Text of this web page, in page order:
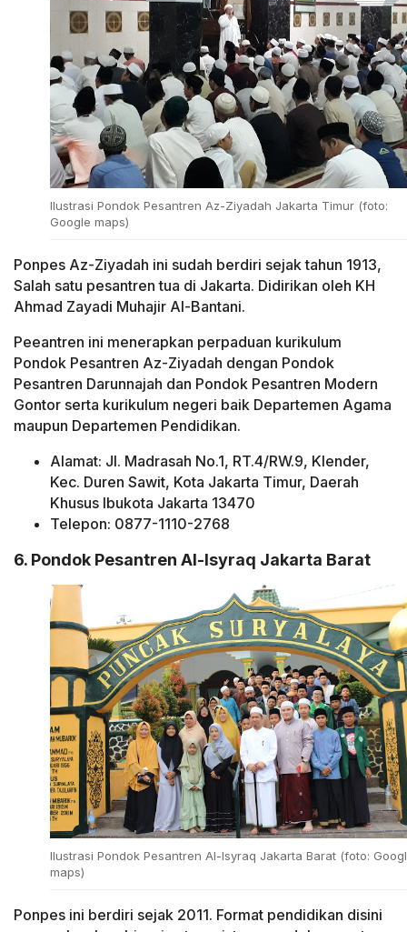
Ilustrasi Pondok Pesantren Az-Ziyadah Jakarta Timur (foto:
Google maps)
Ponpes Az-Ziyadah ini sudah berdiri sejak tahun 1913,
Salah satu pesantren tua di Jakarta. Didirikan oleh KH
Ahmad Zayadi Muhajir Al-Bantani.
Peeantren ini menerapkan perpaduan kurikulum
Pondok Pesantren Az-Ziyadah dengan Pondok
Pesantren Darunnajah dan Pondok Pesantren Modern
Gontor serta kurikulum negeri baik Departemen Agama
maupun Departemen Pendidikan.
Alamat: Jl. Madrasah No.1, RT.4/RW.9, Klender,
Kec. Duren Sawit, Kota Jakarta Timur, Daerah
Khusus Ibukota Jakarta 13470
Telepon: 0877-1110-2768
6. Pondok Pesantren Al-Isyraq Jakarta Barat
Ilustrasi Pondok Pesantren Al-Isyraq Jakarta Barat (foto:
maps)
Ponpes ini berdiri sejak 2011. Format pendidikan disini